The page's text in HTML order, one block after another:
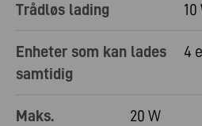
Trådløs lading 10
Enheter som kan lades
samtidig
4
Maks.
20 W